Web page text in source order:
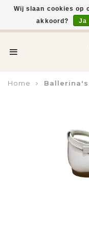
Voor 15:00
Home Ballerina's
Wij slaan cookies op
akkoord?
Ja